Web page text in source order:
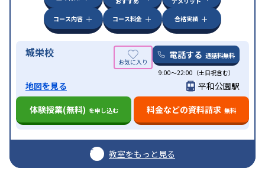
コース内容
コース料金 合格実績
城栄校 電話する 通話料無料
9:00～22:00（土日祝含む）
地図を見る
平和公園駅
体験授業(無料) を申し込む 料金などの資料請求 無料
教室をもっと見る